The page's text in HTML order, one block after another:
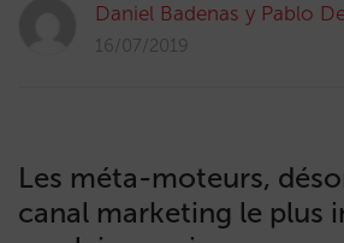
Daniel Badenas y Pablo
16/07/2019
Les méta-moteurs,
canal marketing le plus